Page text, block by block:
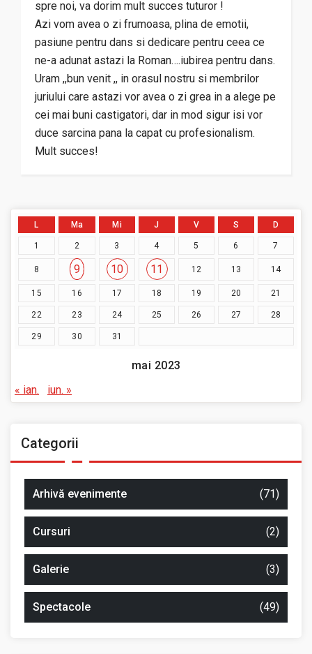
spre noi, va dorim mult succes tuturor !
Azi vom avea o zi frumoasa, plina de emotii,
pasiune pentru dans si dedicare pentru ceea ce
ne-a adunat astazi la Roman….iubirea pentru dans.
Uram ,,bun venit ,, in orasul nostru si membrilor
juriului care astazi vor avea o zi grea in a alege pe
cei mai buni castigatori, dar in mod sigur isi vor
duce sarcina pana la capat cu profesionalism.
Mult succes!
mai 2023
L Ma Mi J V S D
1 2 3 4 5 6 7
8 9 10 11 12 13 14
15 16 17 18 19 20 21
22 23 24 25 26 27 28
29 30 31
« ian. iun. »
Categorii
Arhivă evenimente (71)
Cursuri (2)
Galerie (3)
Spectacole (49)